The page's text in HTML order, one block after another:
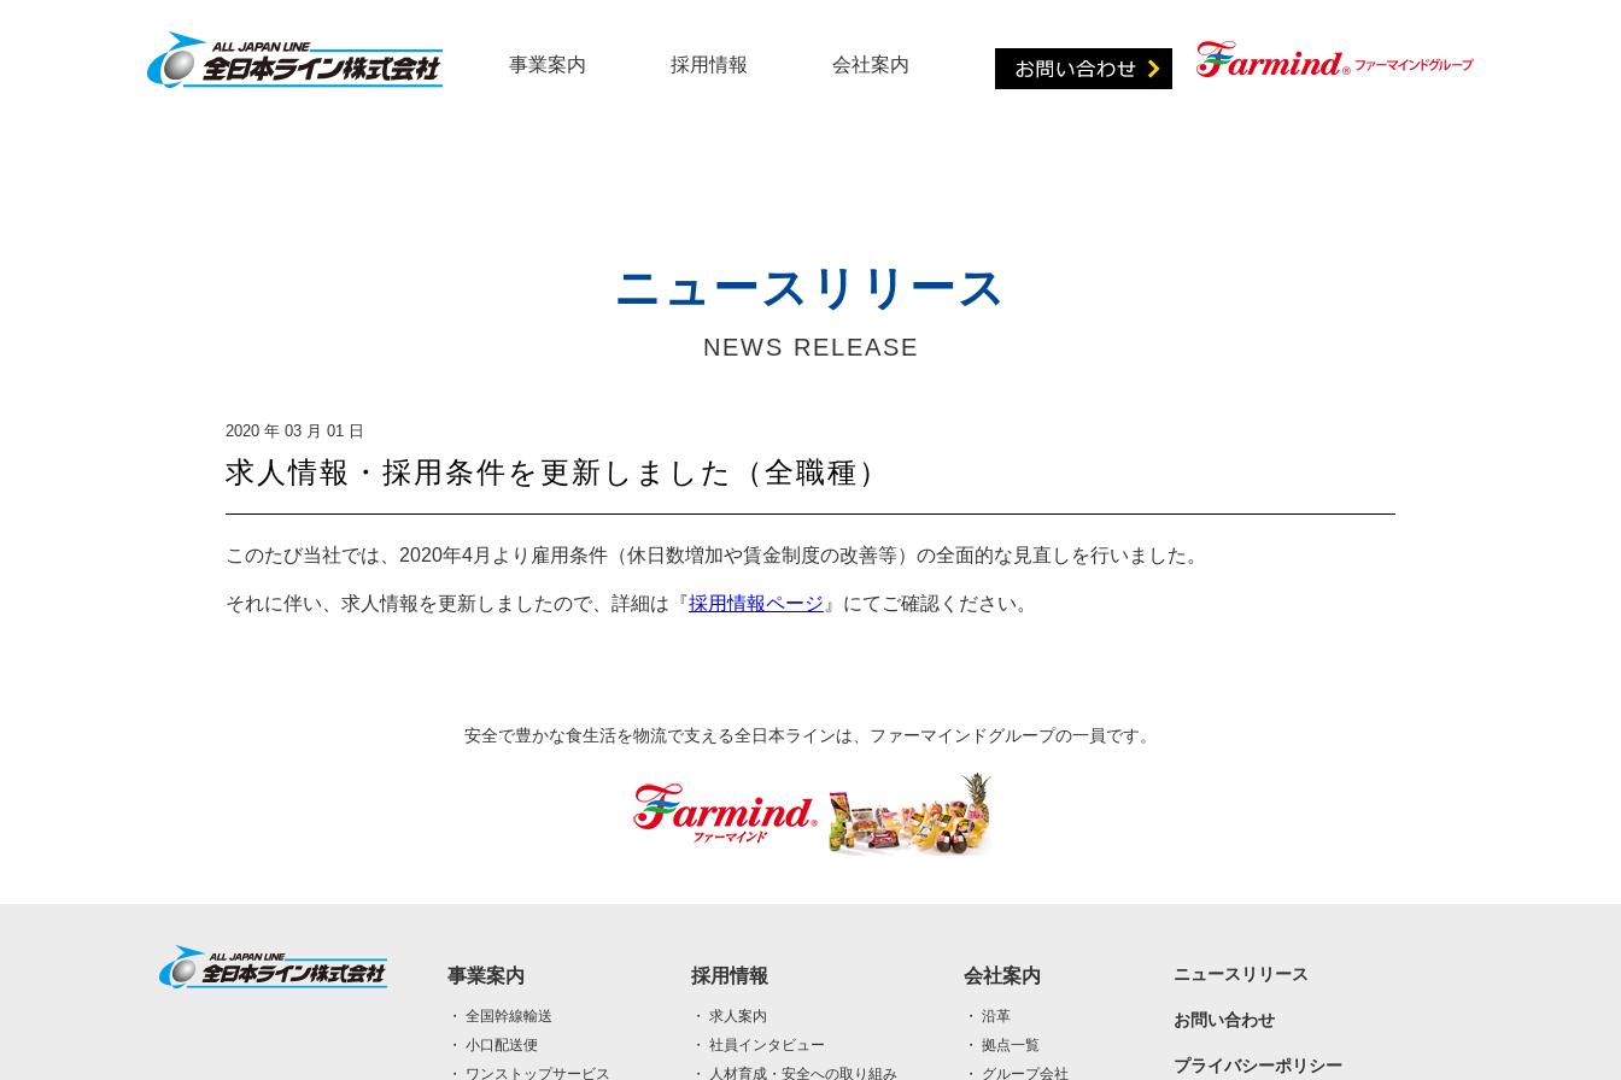
事業案内 採用情報 会社案内
ニュースリリース
NEWS RELEASE
2020 年 03 月 01 日
求人情報・採用条件を更新しました（全職種）
このたび当社では、2020年4月より雇用条件（休日数増加や賃金制度の改善等）の全面的な見直しを行いました。
それに伴い、求人情報を更新しましたので、詳細は『採用情報ページ 』にてご確認ください。
安全で豊かな食生活を物流で支える全日本ラインは、ファーマインドグループの一員です。
事業案内
・ 全国幹線輸送
・ 小口配送便
・ ワンストップサービス
採用情報
・ 求人案内
・ 社員インタビュー
・ 人材育成・安全への取り組み
会社案内
・ 沿革
・ 拠点一覧
・ グループ会社
ニュースリリース
お問い合わせ
プライバシーポリシー